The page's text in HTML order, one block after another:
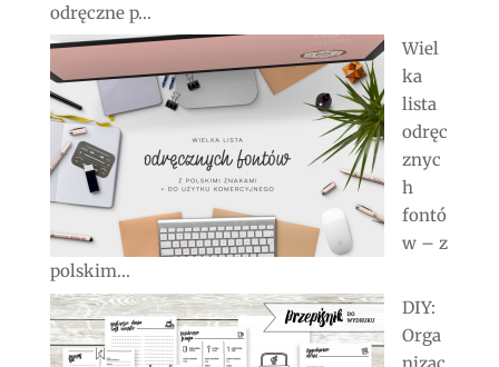
odręczne p...
Wiel
ka
lista
odręc
znyc
h
fontó
w – z
polskim...
DIY:
Orga